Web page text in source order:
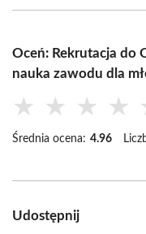
Oceń: Rekrutacja do
nauka zawodu dla
★ ★ ★ ★
Średnia ocena: 4.96
Udostępnij